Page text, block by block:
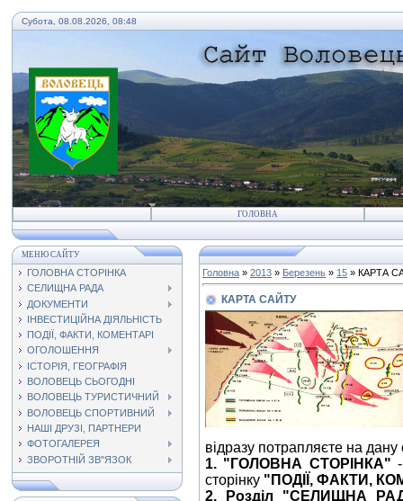
Субота, 08.08.2026, 08:48
ГОЛОВНА
МЕНЮ САЙТУ
ГОЛОВНА СТОРІНКА
СЕЛИЩНА РАДА
ДОКУМЕНТИ
ІНВЕСТИЦІЙНА ДІЯЛЬНІСТЬ
ПОДІЇ, ФАКТИ, КОМЕНТАРІ
ОГОЛОШЕННЯ
ІСТОРІЯ, ГЕОГРАФІЯ
ВОЛОВЕЦЬ СЬОГОДНІ
ВОЛОВЕЦЬ ТУРИСТИЧНИЙ
ВОЛОВЕЦЬ СПОРТИВНИЙ
НАШІ ДРУЗІ, ПАРТНЕРИ
ФОТОГАЛЕРЕЯ
ЗВОРОТНІЙ ЗВ"ЯЗОК
Головна » 2013 » Березень » 15 » КАРТА
КАРТА САЙТУ
відразу потрапляєте на дану
1. "ГОЛОВНА СТОРІНКА"
сторінку "ПОДІЇ, ФАКТИ,
2. Розділ "СЕЛИЩНА